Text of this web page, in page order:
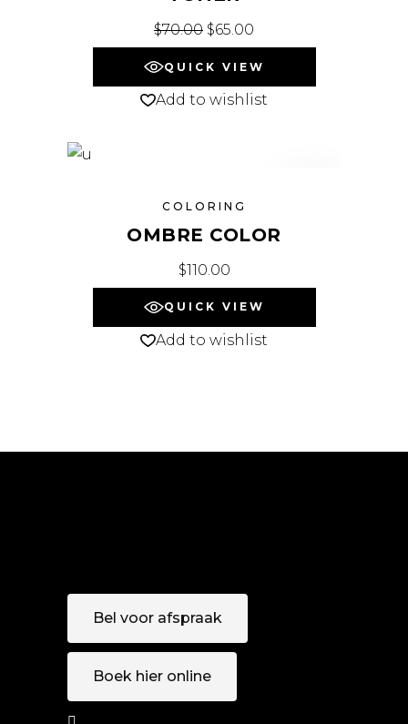
$70.00 $65.00
QUICK VIEW
Add to wishlist
COLORING
OMBRE COLOR
$110.00
QUICK VIEW
Add to wishlist
Bel voor afspraak
Boek hier online